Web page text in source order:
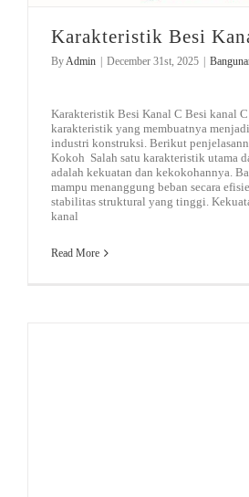
Karakteristik Besi
By Admin | December 31st, 2025 |
Karakteristik Besi Kanal C Besi kanal
karakteristik yang membuatnya
industri konstruksi. Berikut
Kokoh Salah satu karakteristik utama
adalah kekuatan dan kekokohannya.
mampu menanggung beban secara
stabilitas struktural yang tinggi.
kanal
Read More